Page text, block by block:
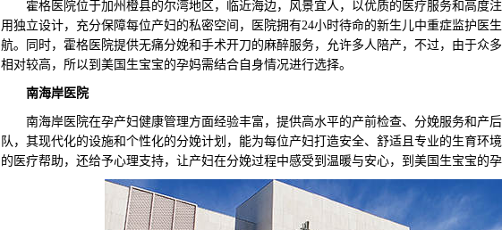
霍格医院位于加州橙县的尔湾地区，临近海边，风景宜人，以优质的医疗服务和高度
用独立设计，充分保障每位产妇的私密空间，医院拥有24小时待命的新生儿中重症监护医
航。同时，霍格医院提供无痛分娩和手术开刀的麻醉服务，允许多人陪产，不过，由于众
相对较高，所以到美国生宝宝的孕妈需结合自身情况进行选择。
南海岸医院
南海岸医院在孕产妇健康管理方面经验丰富，提供高水平的产前检查、分娩服务和产后
队，其现代化的设施和个性化的分娩计划，能为每位产妇打造安全、舒适且专业的生育环
的医疗帮助，还给予心理支持，让产妇在分娩过程中感受到温暖与安心，到美国生宝宝的